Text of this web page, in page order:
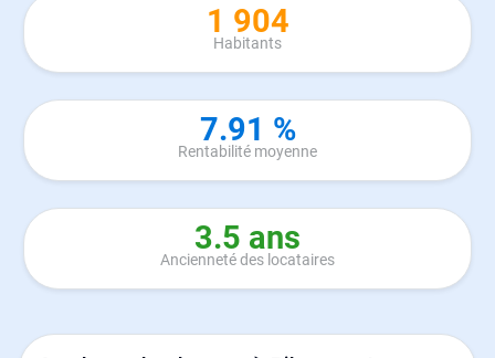
1 904
Habitants
7.91 %
Rentabilité moyenne
3.5 ans
Ancienneté des locataires